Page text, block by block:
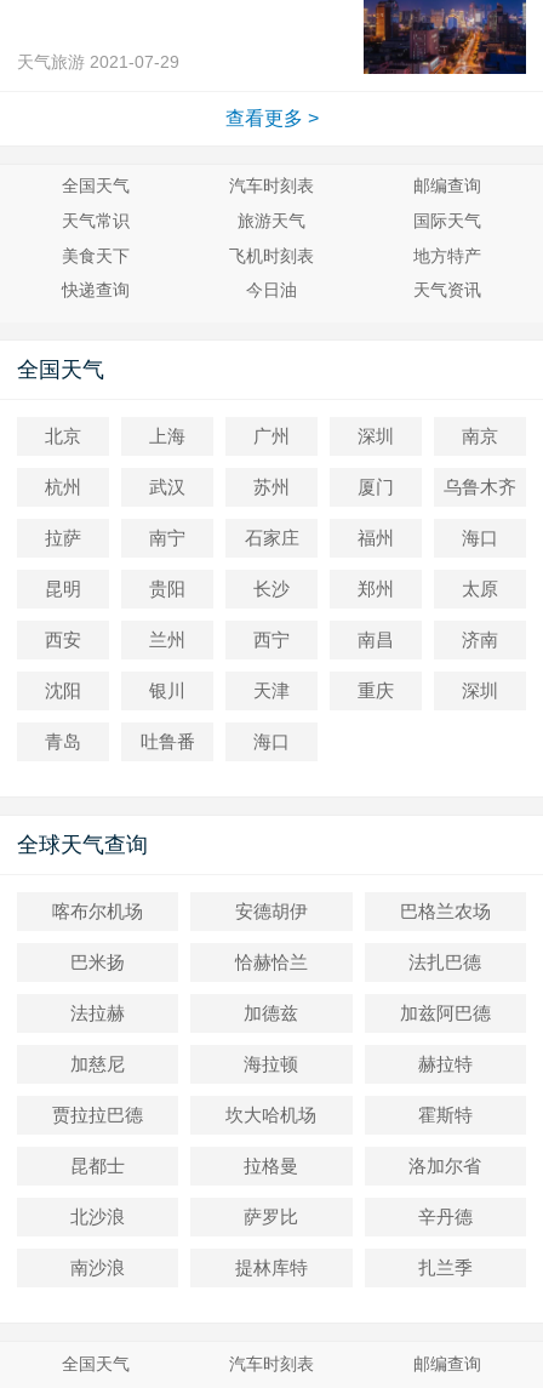
天气旅游 2021-07-29
查看更多 >
全国天气 汽车时刻表
邮编查询
天气常识
旅游天气
国际天气
美食天下
飞机时刻表
地方特产
快递查询
今日油 天气资讯
全国天气
北京 上海 广州 深圳 南京
杭州 武汉 苏州 厦门 乌鲁木齐
拉萨 南宁 石家庄 福州 海口
昆明 贵阳 长沙 郑州 太原
西安 兰州 西宁 南昌 济南
沈阳 银川 天津 重庆 深圳
青岛 吐鲁番 海口
全球天气查询
喀布尔机场 安德胡伊 巴格兰农场
巴米扬 恰赫恰兰 法扎巴德
法拉赫 加德兹 加兹阿巴德
加慈尼 海拉顿 赫拉特
贾拉拉巴德 坎大哈机场 霍斯特
昆都士 拉格曼 洛加尔省
北沙浪 萨罗比 辛丹德
南沙浪 提林库特 扎兰季
全国天气 汽车时刻表 邮编查询